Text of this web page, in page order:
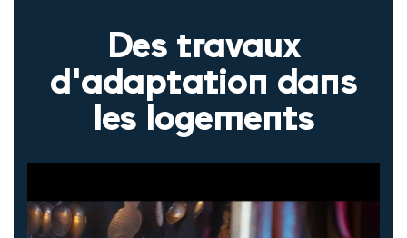
Des travaux
d'adaptation dans
les logements